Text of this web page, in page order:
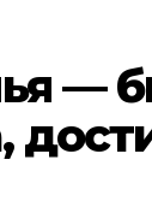
—